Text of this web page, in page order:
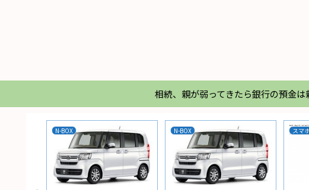
相続、親が弱ってきたら銀行の預金
N-BOX N-BOX スマ